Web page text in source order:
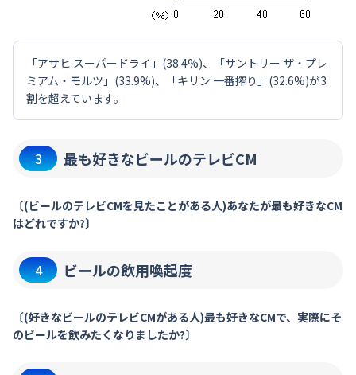
「アサヒ スーパードライ」(38.4%)、「サントリー ザ・プレ
ミアム・モルツ」(33.9%)、「キリン 一番搾り」(32.6%)が3
割を超えています。
3 最も好きなビールのテレビCM
〔(ビールのテレビCMを見たことがある人)あなたが最も好きなCM
はどれですか?〕
4 ビールの飲用喚起度
〔(好きなビールのテレビCMがある人)最も好きなCMで、実際にそ
のビールを飲みたくなりましたか?〕